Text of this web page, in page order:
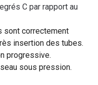
C par rapport au
sont correctement
insertion des tubes.
progressive.
sous pression.